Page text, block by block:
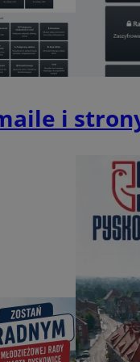
i
QeSessID
MvSessID
__cf_bm